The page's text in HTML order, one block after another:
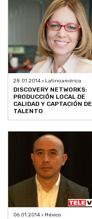
28.01.2014 > Latinoamérica
DISCOVERY NETWORKS:
PRODUCCIÓN LOCAL DE
CALIDAD Y CAPTACIÓN DE
TALENTO
06.01.2014 > México